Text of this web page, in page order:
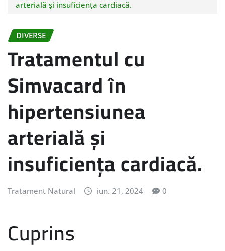
arterială și insuficiența cardiacă.
DIVERSE
Tratamentul cu
Simvacard în
hipertensiunea
arterială și
insuficiența cardiacă.
Tratament Natural iun. 21, 2024 0
Cuprins